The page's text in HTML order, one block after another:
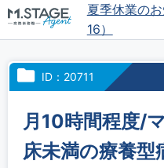
夏季休業の
16）
ID：20711
月10時間程度/
床未満の療養